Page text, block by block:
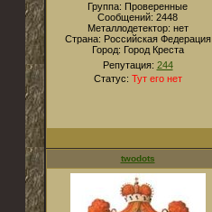
Группа: Проверенные
Сообщений: 2448
Металлодетектор: нет
Страна: Российская Федерация
Город: Город Креста
Репутация: 244
Статус: Тут его нет
twodots